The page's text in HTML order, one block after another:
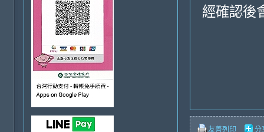
經確認後
友善列印 分